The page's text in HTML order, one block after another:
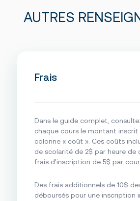
AUTRES
Frais
Dans le guide complet,
chaque cours le montant inscrit
colonne « coût ». Ces coûts
de scolarité de 2$ par heure de
frais d’inscription de 5$ par
Des frais additionnels de 10$
déboursés pour une inscription